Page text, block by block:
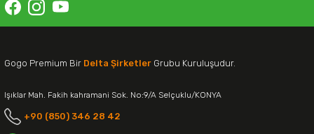
Gogo Premium Bir Delta Şirketler Grubu Kuruluşudur.
Işıklar Mah. Fakih kahramani Sok. No:9/A Selçuklu/KONYA
+90 (850) 346 28 42